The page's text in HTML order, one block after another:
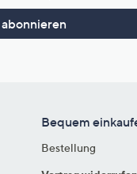
Bequem
Bestellung